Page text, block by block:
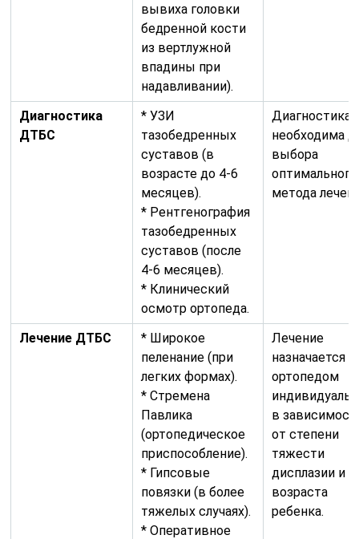
вывиха головки
бедренной кости
из вертлужной
впадины при
надавливании).
Диагностика
ДТБС
* УЗИ
тазобедренных
суставов (в
возрасте до 4-6
месяцев).
* Рентгенография
тазобедренных
суставов (после
4-6 месяцев).
* Клинический
осмотр ортопеда.
Диагностика
необходима
выбора
оптимального
метода
Лечение ДТБС
* Широкое
пеленание (при
легких формах).
* Стремена
Павлика
(ортопедическое
приспособление).
* Гипсовые
повязки (в более
тяжелых случаях).
* Оперативное
Лечение
назначается
ортопедом
в
от степени
тяжести
дисплазии и
возраста
ребенка.